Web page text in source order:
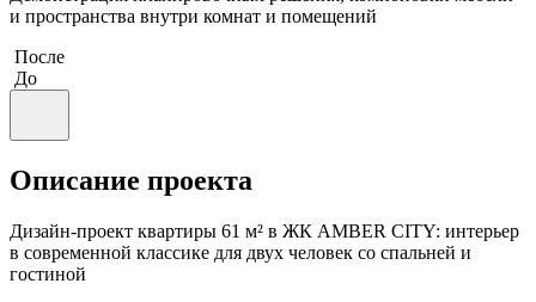
и пространства внутри комнат и помещений
После
До
Описание проекта
Дизайн-проект квартиры 61 м² в ЖК AMBER CITY: интерьер
в современной классике для двух человек со спальней и
гостиной